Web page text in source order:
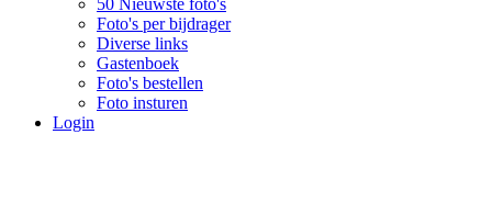
50 Nieuwste foto's
Foto's per bijdrager
Diverse links
Gastenboek
Foto's bestellen
Foto insturen
Login